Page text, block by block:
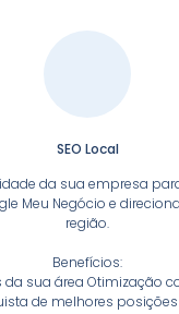
SEO Local
da sua empresa
Meu Negócio e
região.
Benefícios:
da sua área Otimização
de melhores